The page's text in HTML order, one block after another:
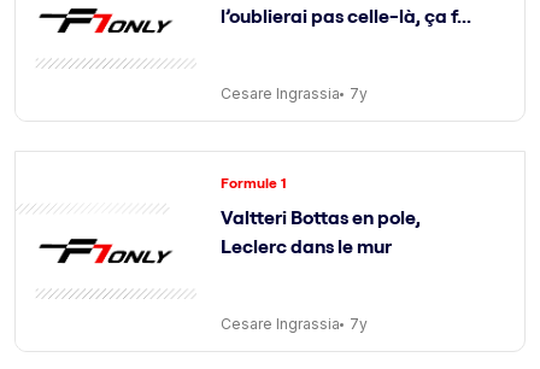
l’oublierai pas celle-là, ça f...
Cesare Ingrassia 7y
Formule 1
Valtteri Bottas en pole,
Leclerc dans le mur
Cesare Ingrassia 7y